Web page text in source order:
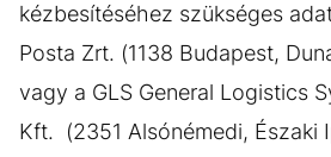
kézbesítéséhez szükséges
Posta Zrt. (1138 Budapest,
vagy a GLS General Logistics
Kft. (2351 Alsónémedi, Északi